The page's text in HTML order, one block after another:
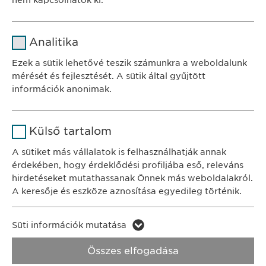
Ewopharma Hungary Kft.
1122 Budapest
Városmajor u. 13.
tel.: +36 1 200 4650
e-mail:info@ewopharma.hu
Adatkezelési
Impresszum
Jogi és felhasználási feltételek.
Időtartam
A fehasználó sütikhez való
Analitika
Ezek a sütik lehetővé teszik számunkra a weboldalunk
mérését és fejlesztését. A sütik által gyűjtött
információk anonimak.
Időtartam
Név vuid
Szolgáltató Vimeo
Külső tartalom
A sütiket más vállalatok is felhasználhatják annak
érdekében, hogy érdeklődési profiljába eső, releváns
hirdetéseket mutathassanak Önnek más weboldalakról.
A keresője és eszköze aznosítása egyedileg történik.
Név LinkedIn
LinkedIn
Süti információk mutatása
Összes elfogadása